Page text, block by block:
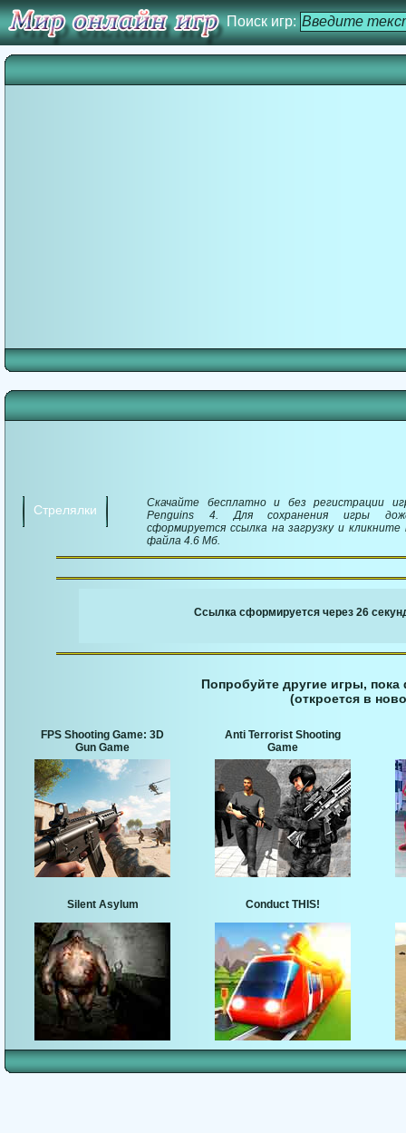
Поиск игр:
Стрелялки
Скачайте бесплатно и без регистрации
Penguins 4. Для сохранения игры
сформируется ссылка на загрузку и
файла 4.6 Мб.
Ссылка сформируется через 26
Попробуйте другие игры,
(откроется в
FPS Shooting Game: 3D
Gun Game
Anti Terrorist Shooting
Game
Silent Asylum Conduct THIS!